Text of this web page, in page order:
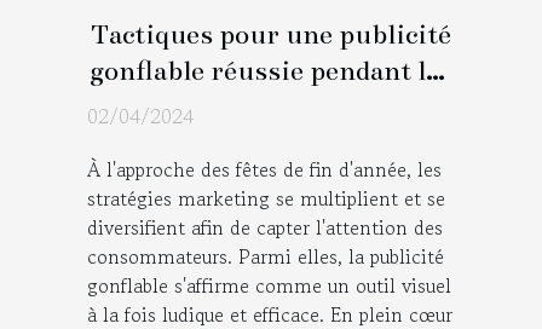
Tactiques pour une publicité
gonflable réussie pendant les
fêtes de fin d'année
02/04/2024
À l'approche des fêtes de fin d'année, les
stratégies marketing se multiplient et se
diversifient afin de capter l'attention des
consommateurs. Parmi elles, la publicité
gonflable s'affirme comme un outil visuel
à la fois ludique et efficace. En plein cœur